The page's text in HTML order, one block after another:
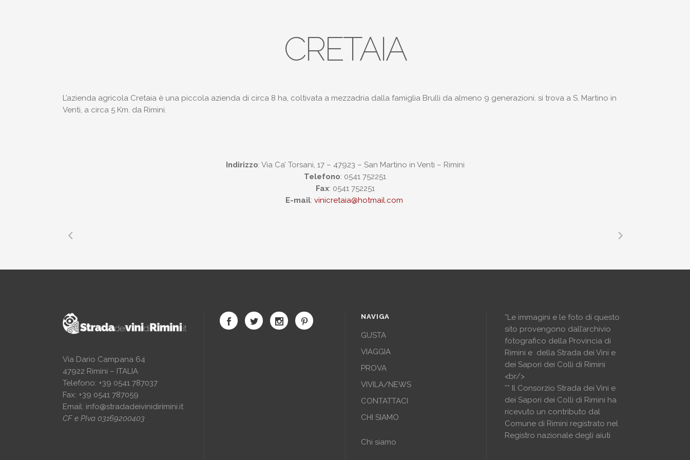
CRETAIA
L’azienda agricola Cretaia è una piccola azienda di circa 8 ha, coltivata a mezzadria dalla famiglia Brulli da almeno 9 generazioni. si trova a S. Martino in
Venti, a circa 5 Km. da Rimini.
Indirizzo: Via Ca’ Torsani, 17 – 47923 – San Martino in Venti – Rimini
Telefono: 0541 752251
Fax: 0541 752251
E-mail: vinicretaia@hotmail.com
Via Dario Campana 64
47922 Rimini – ITALIA
Telefono: +39 0541 787037
Fax: +39 0541 787059
Email: info@stradadeivinidirimini.it
CF e PIva 03169200403
NAVIGA
GUSTA
VIAGGIA
PROVA
VIVILA/NEWS
CONTATTACI
CHI SIAMO
Chi siamo
*Le immagini e le foto di questo
sito provengono dall’archivio
fotografico della Provincia di
Rimini e della Strada dei Vini e
dei Sapori dei Colli di Rimini
<br/>
** Il Consorzio Strada dei Vini e
dei Sapori dei Colli di Rimini ha
ricevuto un contributo dal
Comune di Rimini registrato nel
Registro nazionale degli aiuti